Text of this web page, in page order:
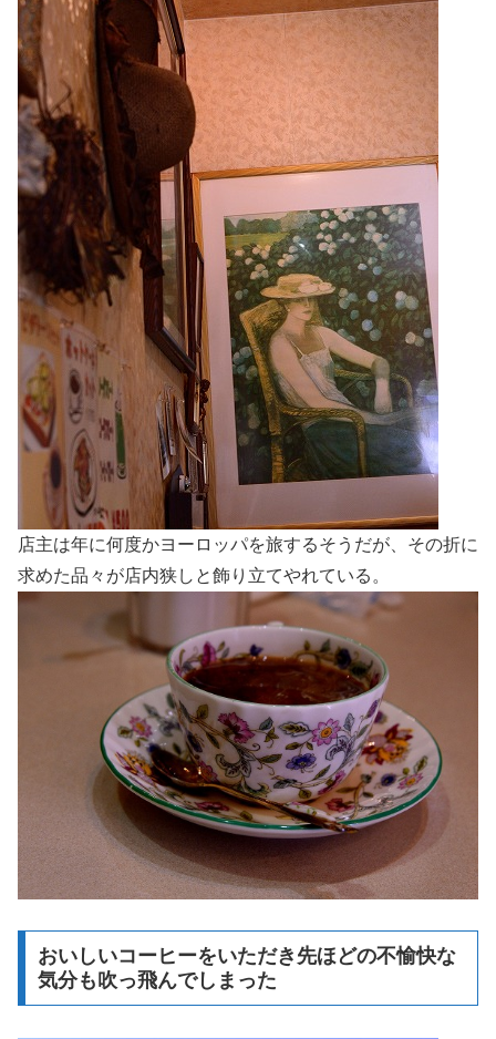
店主は年に何度かヨーロッパを旅するそうだが、その折に
求めた品々が店内狭しと飾り立てやれている。
おいしいコーヒーをいただき先ほどの不愉快な
気分も吹っ飛んでしまった